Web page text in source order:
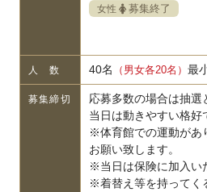
女性 募集終了
人 数 40名 （男女各20名） 最
募集締切
応募多数の場合は抽選
当日は動きやすい格好
※体育館での運動があ
お願い致します。
※当日は保険に加入い
※着替え等を持ってく